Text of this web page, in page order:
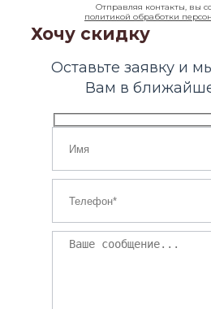
Отправляя контакты, вы
политикой обработки
Хочу скидку
Оставьте заявку и
Вам в